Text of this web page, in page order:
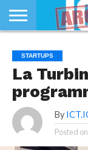
SECTEUR
TECH
LIFE
RUBRIQUES
STARTUPS
La
By
Posted on